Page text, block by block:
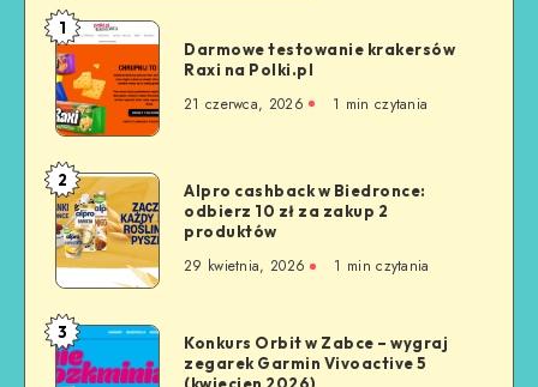
1
Darmowe testowanie krakersów
Raxi na Polki.pl
21 czerwca, 2026 1 min czytania
2
Alpro cashback w Biedronce:
odbierz 10 zł za zakup 2
produktów
29 kwietnia, 2026 1 min czytania
3
Konkurs Orbit w Zabce – wygraj
zegarek Garmin Vivoactive 5